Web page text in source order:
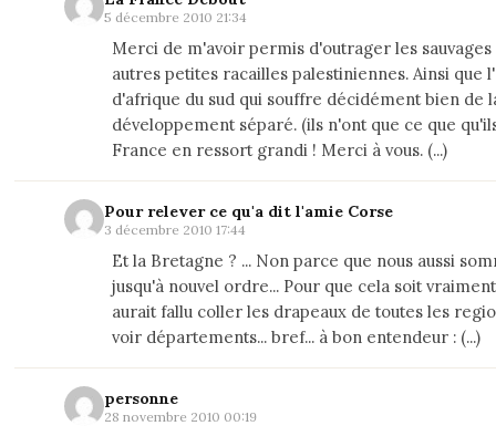
5 décembre 2010 21:34
Merci de m'avoir permis d'outrager les sauvages
autres petites racailles palestiniennes. Ainsi que
d'afrique du sud qui souffre décidément bien de
développement séparé. (ils n'ont que ce que
France en ressort grandi ! Merci à vous. (...)
Pour relever ce qu'a dit l'amie Corse
3 décembre 2010 17:44
Et la Bretagne ? ... Non parce que nous aussi
jusqu'à nouvel ordre... Pour que cela soit
aurait fallu coller les drapeaux de toutes les
voir départements... bref... à bon entendeur : (...)
personne
28 novembre 2010 00:19